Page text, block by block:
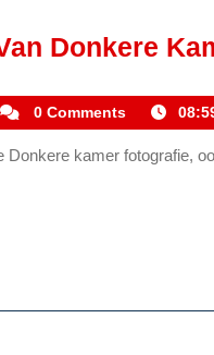
Donkere
kemmelhistoric
0 Comments